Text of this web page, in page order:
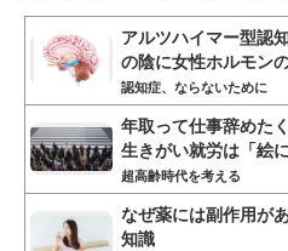
アルツハイマー型認
の陰に女性ホルモン
認知症、ならないために
年取って仕事辞めた
生きがい就労は「絵
超高齢時代を考える
なぜ薬には副作用が
知識